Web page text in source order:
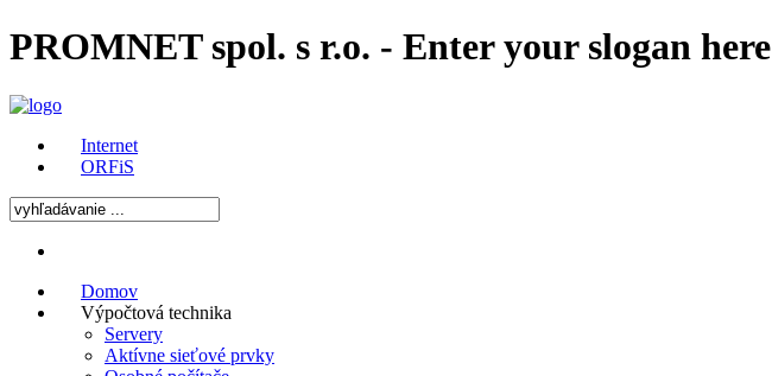
PROMNET spol. s r.o. - Enter your slogan here
Internet
ORFiS
Domov
Výpočtová technika
Servery
Aktívne sieťové prvky